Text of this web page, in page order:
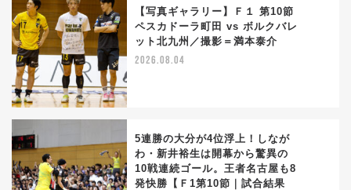
【写真ギャラリー】Ｆ１ 第10節
ペスカドーラ町田 vs ボルクバレ
ット北九州／撮影＝満本泰介
2026.08.04
5連勝の大分が4位浮上！しなが
わ・新井裕生は開幕から驚異の
10戦連続ゴール。王者名古屋も8
発快勝【Ｆ1第10節｜試合結果